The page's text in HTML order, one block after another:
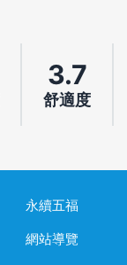
3.7
舒適度
永續五福
網站導覽